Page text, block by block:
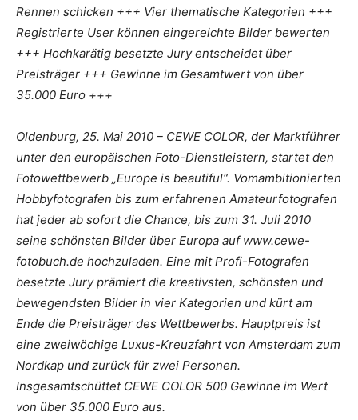
Rennen schicken +++ Vier thematische Kategorien +++
Registrierte User können eingereichte Bilder bewerten
+++ Hochkarätig besetzte Jury entscheidet über
Preisträger +++ Gewinne im Gesamtwert von über
35.000 Euro +++
Oldenburg, 25. Mai 2010 – CEWE COLOR, der Marktführer
unter den europäischen Foto-Dienstleistern, startet den
Fotowettbewerb „Europe is beautiful“. Vomambitionierten
Hobbyfotografen bis zum erfahrenen Amateurfotografen
hat jeder ab sofort die Chance, bis zum 31. Juli 2010
seine schönsten Bilder über Europa auf www.cewe-
fotobuch.de hochzuladen. Eine mit Profi-Fotografen
besetzte Jury prämiert die kreativsten, schönsten und
bewegendsten Bilder in vier Kategorien und kürt am
Ende die Preisträger des Wettbewerbs. Hauptpreis ist
eine zweiwöchige Luxus-Kreuzfahrt von Amsterdam zum
Nordkap und zurück für zwei Personen.
Insgesamtschüttet CEWE COLOR 500 Gewinne im Wert
von über 35.000 Euro aus.